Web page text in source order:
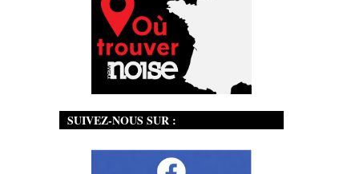
SUIVEZ-NOUS SUR :